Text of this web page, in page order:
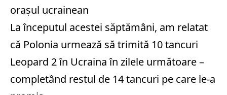
orașul ucrainean
La începutul acestei săptămâni, am relatat
că Polonia urmează să trimită 10 tancuri
Leopard 2 în Ucraina în zilele următoare –
completând restul de 14 tancuri pe care le-a